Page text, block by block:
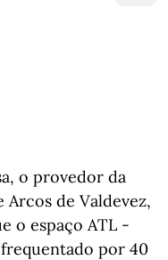
o provedor da
Arcos de Valdevez,
o espaço ATL -
por 40